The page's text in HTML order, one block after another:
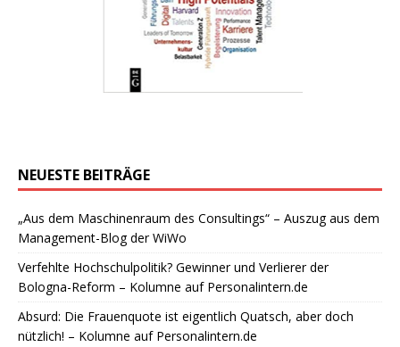
NEUESTE BEITRÄGE
„Aus dem Maschinenraum des Consultings“ – Auszug aus dem
Management-Blog der WiWo
Verfehlte Hochschulpolitik? Gewinner und Verlierer der
Bologna-Reform – Kolumne auf Personalintern.de
Absurd: Die Frauenquote ist eigentlich Quatsch, aber doch
nützlich! – Kolumne auf Personalintern.de